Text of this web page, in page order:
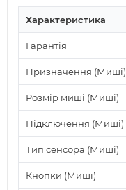
Характеристика
Гарантія
Призначення (Миші)
Розмір миші (Миші)
Підключення (Миші)
Тип сенсора (Миші)
Кнопки (Миші)